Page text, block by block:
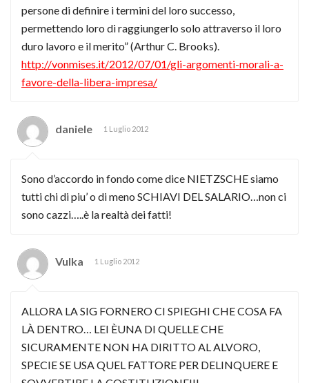
persone di definire i termini del loro successo,
permettendo loro di raggiungerlo solo attraverso il loro
duro lavoro e il merito” (Arthur C. Brooks).
http://vonmises.it/2012/07/01/gli-argomenti-morali-a-
favore-della-libera-impresa/
daniele 1 Luglio 2012
Sono d’accordo in fondo come dice NIETZSCHE siamo
tutti chi di piu’ o di meno SCHIAVI DEL SALARIO…non ci
sono cazzi…..è la realtà dei fatti!
Vulka 1 Luglio 2012
ALLORA LA SIG FORNERO CI SPIEGHI CHE COSA FA
LÀ DENTRO… LEI ÈUNA DI QUELLE CHE
SICURAMENTE NON HA DIRITTO AL ALVORO,
SPECIE SE USA QUEL FATTORE PER DELINQUERE E